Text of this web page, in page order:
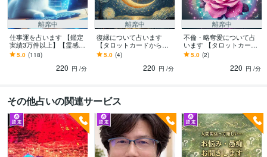
離席中
仕事運を占います 【鑑定
実績3万件以上】【霊感タ
ロット】【開運ブース
ト】
5.0 (118)
220 円 /分
離席中
復縁について占います
【タロットカードからの
メッセージ】【鑑定実績3
万件以上】
5.0 (4)
220 円 /分
離席中
不倫・略奪愛について占
います 【タロットカード
からのメッセージ】【鑑
定実績3万件以上】
5.0 (2)
220 円 /分
その他占いの関連サービス